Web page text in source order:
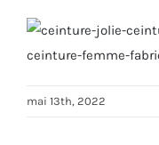
mai 13th, 2022